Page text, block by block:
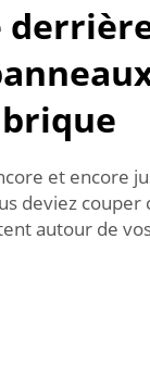
et encore
deviez couper
autour de